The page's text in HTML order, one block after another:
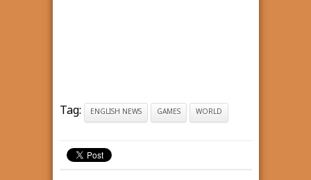
Tag: ENGLISH NEWS GAMES WORLD